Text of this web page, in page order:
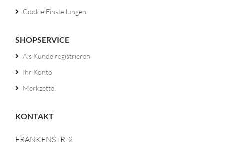
Cookie Einstellungen
SHOPSERVICE
Als Kunde registrieren
Ihr Konto
Merkzettel
KONTAKT
FRANKENSTR. 2